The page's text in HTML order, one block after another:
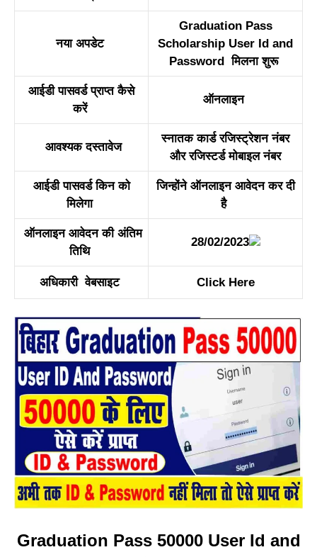
नया अपडेट
Graduation Pass
Scholarship User Id and
Password मिलना शुरू
आईडी पासवर्ड प्राप्त कैसे
करें
ऑनलाइन
आवश्यक दस्तावेज
स्नातक कार्ड रजिस्ट्रेशन नंबर
और रजिस्टर्ड मोबाइल नंबर
आईडी पासवर्ड किन को
मिलेगा
जिन्होंने ऑनलाइन आवेदन कर दी
है
ऑनलाइन आवेदन की अंतिम
तिथि
28/02/2023
अधिकारी वेबसाइट Click Here
Graduation Pass 50000 User Id and